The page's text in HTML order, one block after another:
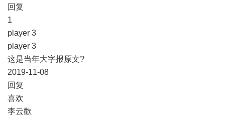
​回复
​1
player 3
player 3
这是当年大字报原文?
2019-11-08
​回复
​喜欢
李云歡